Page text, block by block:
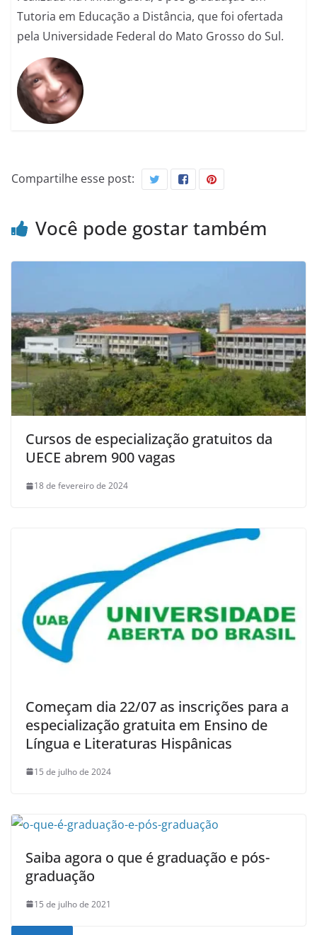
Tutoria em Educação a Distância, que foi ofertada
pela Universidade Federal do Mato Grosso do Sul.
Compartilhe esse post:
Você pode gostar também
Cursos de especialização gratuitos da
UECE abrem 900 vagas
18 de fevereiro de 2024
Começam dia 22/07 as inscrições para a
especialização gratuita em Ensino de
Língua e Literaturas Hispânicas
15 de julho de 2024
Saiba agora o que é graduação e pós-
graduação
15 de julho de 2021